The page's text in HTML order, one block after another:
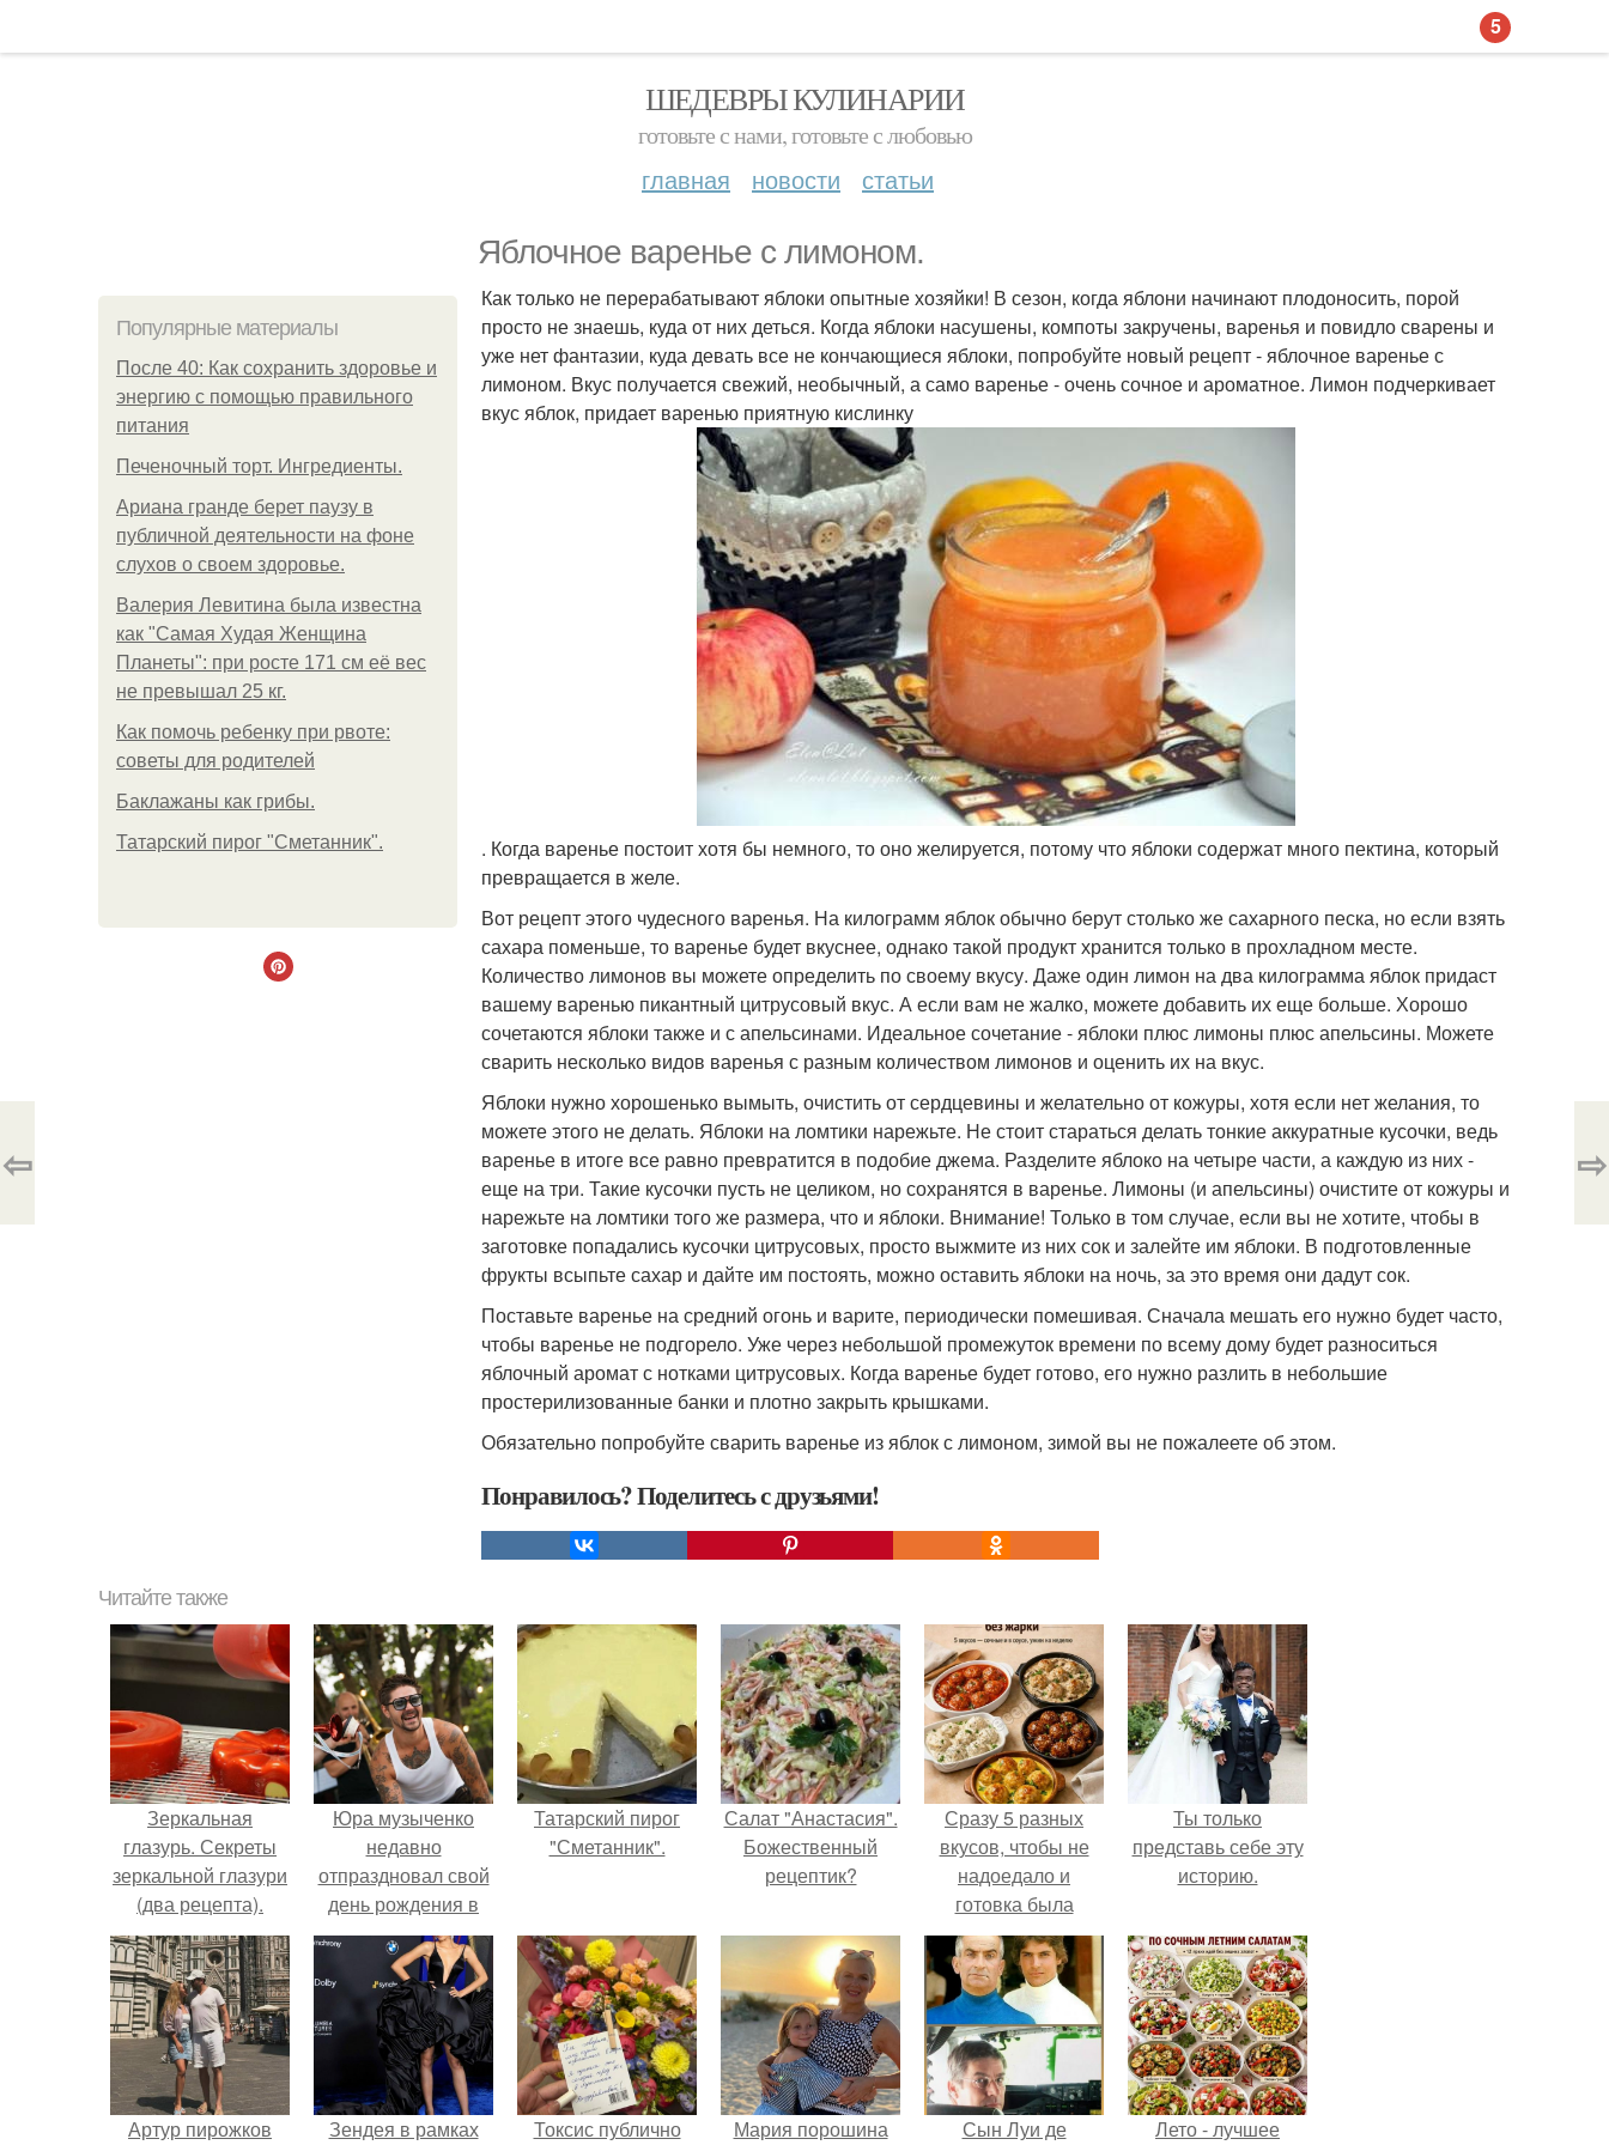
ШЕДЕВРЫ КУЛИНАРИИ
готовьте с нами, готовьте с любовью
главная новости статьи
Яблочное варенье с лимоном.
Популярные материалы
После 40: Как сохранить здоровье и
энергию с помощью правильного
питания
Печеночный торт. Ингредиенты.
Ариана гранде берет паузу в
публичной деятельности на фоне
слухов о своем здоровье.
Валерия Левитина была известна
как "Самая Худая Женщина
Планеты": при росте 171 см её вес
не превышал 25 кг.
Как помочь ребенку при рвоте:
советы для родителей
Баклажаны как грибы.
Татарский пирог "Сметанник".
Как только не перерабатывают яблоки опытные хозяйки! В сезон, когда яблони начинают плодоносить, порой
просто не знаешь, куда от них деться. Когда яблоки насушены, компоты закручены, варенья и повидло сварены и
уже нет фантазии, куда девать все не кончающиеся яблоки, попробуйте новый рецепт - яблочное варенье с
лимоном. Вкус получается свежий, необычный, а само варенье - очень сочное и ароматное. Лимон подчеркивает
вкус яблок, придает варенью приятную кислинку
. Когда варенье постоит хотя бы немного, то оно желируется, потому что яблоки содержат много пектина, который
превращается в желе.
Вот рецепт этого чудесного варенья. На килограмм яблок обычно берут столько же сахарного песка, но если взять
сахара поменьше, то варенье будет вкуснее, однако такой продукт хранится только в прохладном месте.
Количество лимонов вы можете определить по своему вкусу. Даже один лимон на два килограмма яблок придаст
вашему варенью пикантный цитрусовый вкус. А если вам не жалко, можете добавить их еще больше. Хорошо
сочетаются яблоки также и с апельсинами. Идеальное сочетание - яблоки плюс лимоны плюс апельсины. Можете
сварить несколько видов варенья с разным количеством лимонов и оценить их на вкус.
Яблоки нужно хорошенько вымыть, очистить от сердцевины и желательно от кожуры, хотя если нет желания, то
можете этого не делать. Яблоки на ломтики нарежьте. Не стоит стараться делать тонкие аккуратные кусочки, ведь
варенье в итоге все равно превратится в подобие джема. Разделите яблоко на четыре части, а каждую из них -
еще на три. Такие кусочки пусть не целиком, но сохранятся в варенье. Лимоны (и апельсины) очистите от кожуры и
нарежьте на ломтики того же размера, что и яблоки. Внимание! Только в том случае, если вы не хотите, чтобы в
заготовке попадались кусочки цитрусовых, просто выжмите из них сок и залейте им яблоки. В подготовленные
фрукты всыпьте сахар и дайте им постоять, можно оставить яблоки на ночь, за это время они дадут сок.
Поставьте варенье на средний огонь и варите, периодически помешивая. Сначала мешать его нужно будет часто,
чтобы варенье не подгорело. Уже через небольшой промежуток времени по всему дому будет разноситься
яблочный аромат с нотками цитрусовых. Когда варенье будет готово, его нужно разлить в небольшие
простерилизованные банки и плотно закрыть крышками.
Обязательно попробуйте сварить варенье из яблок с лимоном, зимой вы не пожалеете об этом.
Понравилось? Поделитесь с друзьями!
⇦ ⇨
Читайте также
Зеркальная
глазурь. Секреты
зеркальной глазури
(два рецепта).
Юра музыченко
недавно
отпраздновал свой
день рождения в
кругу самых
близких и родных
людей.
Татарский пирог
"Сметанник".
Салат "Анастасия".
Божественный
рецептик?
Сразу 5 разных
вкусов, чтобы не
надоедало и
готовка была
проще.
Ты только
представь себе эту
историю.
Артур пирожков
Зендея в рамках
Токсис публично
Мария порошина
Сын Луи де
Лето - лучшее
5